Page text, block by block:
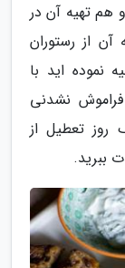
هم تهیه آن در
آن از رستوران
نموده اید با
نشدنی
روز تعطیل از
ببرید.